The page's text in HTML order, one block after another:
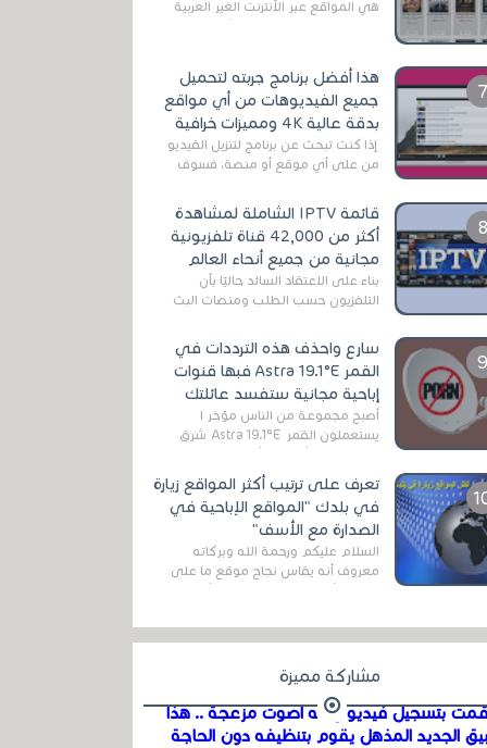
هي المواقع عبر الأنترنت الغير العربية
التي تقدم خدمة تحميل الأفلام على
هذا أفضل برنامج جربته لتحميل
جميع الفيديوهات من أي مواقع
بدقة عالية 4K ومميزات خرافية
إذا كنت تبحث عن برنامج لتنزيل الفيديو
من على أي موقع أو منصة، فسوف
الخاصة بالبرامج والتطبيقات في هذا
المج...
قائمة IPTV الشاملة لمشاهدة
أكثر من 42,000 قناة تلفزيونية
مجانية من جميع أنحاء العالم
بناءً على الاعتقاد السائد حاليًا بأن
التلفزيون حسب الطلب ومنصات البث
سارع واحذف هذه الترددات في
القمر Astra 19.1°E فبها قنوات
إباحية مجانية ستفسد عائلتك
أصبح مجموعة من الناس مؤخر ا
يستعملون القمر Astra 19.1°E شرق
قنوات مميزة جدا تنقل العديد من البرامج
اله...
تعرف على ترتيب أكثر المواقع زيارة
في بلدك "المواقع الإباحية في
الصدارة مع الأسف"
السلام عليكم ورحمة الله وبركاته
معروف أنه يقاس نجاح موقع ما على
في...
مشاركة مميزة
بتسجيل فيديو وفيه أصوت مزعجة .. هذا
الجديد المذهل يقوم بتنظيفه دون الحاجة